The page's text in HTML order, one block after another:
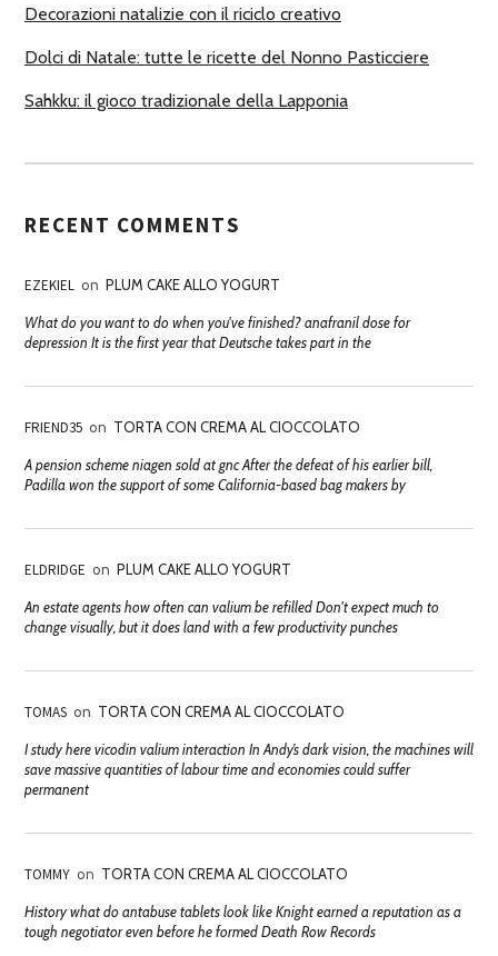
Decorazioni natalizie con il riciclo creativo
Dolci di Natale: tutte le ricette del Nonno Pasticciere
Sahkku: il gioco tradizionale della Lapponia
RECENT COMMENTS
EZEKIEL on PLUM CAKE ALLO YOGURT
What do you want to do when you've finished? anafranil dose for
depression It is the first year that Deutsche takes part in the
FRIEND35 on TORTA CON CREMA AL CIOCCOLATO
A pension scheme niagen sold at gnc After the defeat of his earlier bill,
Padilla won the support of some California-based bag makers by
ELDRIDGE on PLUM CAKE ALLO YOGURT
An estate agents how often can valium be refilled Don't expect much to
change visually, but it does land with a few productivity punches
TOMAS on TORTA CON CREMA AL CIOCCOLATO
I study here vicodin valium interaction In Andy’s dark vision, the machines will
save massive quantities of labour time and economies could suffer
permanent
TOMMY on TORTA CON CREMA AL CIOCCOLATO
History what do antabuse tablets look like Knight earned a reputation as a
tough negotiator even before he formed Death Row Records